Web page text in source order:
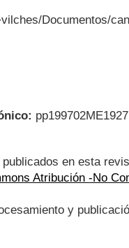
Documentos/
en esta
Atribución -No
y